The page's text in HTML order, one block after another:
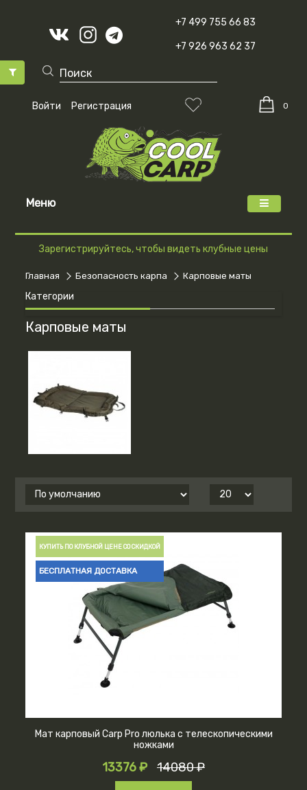
+7 499 755 66 83
+7 926 963 62 37
Войти Регистрация 0
Меню
Зарегистрируйтесь, чтобы видеть клубные цены
Главная Безопасность карпа Карповые маты
Категории
Карповые маты
КУПИТЬ ПО КЛУБНОЙ ЦЕНЕ СО СКИДКОЙ
БЕСПЛАТНАЯ ДОСТАВКА
Мат карповый Carp Pro люлька с телескопическими
ножками
13376 ₽ 14080 ₽